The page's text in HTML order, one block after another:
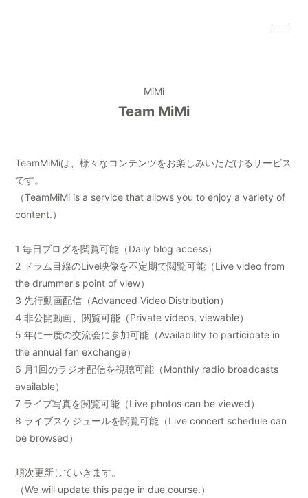
PROFILE
BLOG MOVIE
RADIO PHOTO
会員登録 ログイン
MiMi
Team MiMi
TeamMiMiは、様々なコンテンツをお楽しみいただけるサービス
です。
（TeamMiMi is a service that allows you to enjoy a variety of
content.）
1 毎日ブログを閲覧可能（Daily blog access）
2 ドラム目線のLive映像を不定期で閲覧可能（Live video from
the drummer's point of view）
3 先行動画配信（Advanced Video Distribution）
4 非公開動画、閲覧可能（Private videos, viewable）
5 年に一度の交流会に参加可能（Availability to participate in
the annual fan exchange）
6 月1回のラジオ配信を視聴可能（Monthly radio broadcasts
available）
7 ライブ写真を閲覧可能（Live photos can be viewed）
8 ライブスケジュールを閲覧可能（Live concert schedule can
be browsed）
順次更新していきます。
（We will update this page in due course.）